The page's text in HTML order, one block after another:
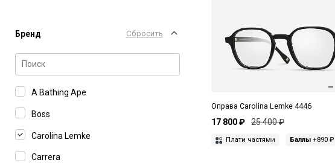
Бренд Сбросить
A Bathing Ape
Boss
Carolina Lemke
Carrera
Оправа Carolina Lemke 4446
17 800 ₽ 25 400 ₽
Плати частями Баллы +890 ₽